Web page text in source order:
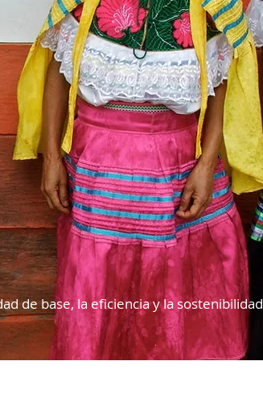
de base, la eficiencia y la sostenibilidad